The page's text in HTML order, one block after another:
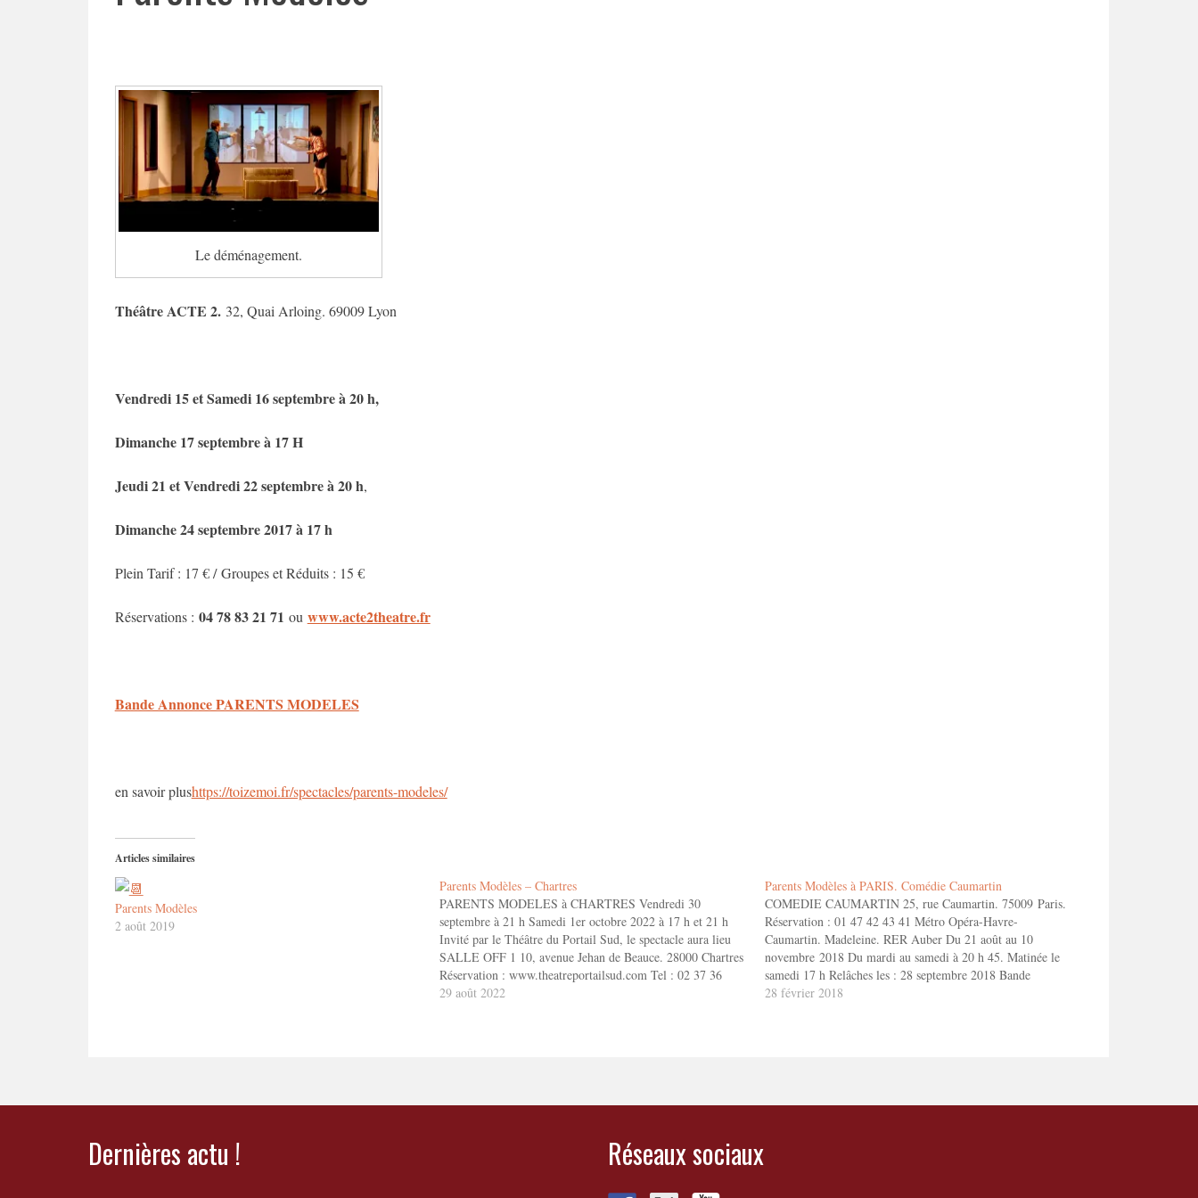
Le déménagement.
Théâtre ACTE 2. 32, Quai Arloing. 69009 Lyon
Vendredi 15 et Samedi 16 septembre à 20 h,
Dimanche 17 septembre à 17 H
Jeudi 21 et Vendredi 22 septembre à 20 h,
Dimanche 24 septembre 2017 à 17 h
Plein Tarif : 17 € / Groupes et Réduits : 15 €
Réservations : 04 78 83 21 71 ou www.acte2theatre.fr
Bande Annonce PARENTS MODELES
en savoir plushttps://toizemoi.fr/spectacles/parents-modeles/
Articles similaires
Parents Modèles
2 août 2019
Parents Modèles – Chartres
PARENTS MODELES à CHARTRES Vendredi 30
septembre à 21 h Samedi 1er octobre 2022 à 17 h et 21 h
Invité par le Théâtre du Portail Sud, le spectacle aura lieu
SALLE OFF 1 10, avenue Jehan de Beauce. 28000 Chartres
Réservation : www.theatreportailsud.com Tel : 02 37 36
33…
29 août 2022
Parents Modèles à PARIS. Comédie Caumartin
COMEDIE CAUMARTIN 25, rue Caumartin. 75009 Paris.
Réservation : 01 47 42 43 41 Métro Opéra-Havre-
Caumartin. Madeleine. RER Auber Du 21 août au 10
novembre 2018 Du mardi au samedi à 20 h 45. Matinée le
samedi 17 h Relâches les : 28 septembre 2018 Bande
annonce ToizéMoi dans PARENTS MODELES. 1'30"…
28 février 2018
Dernières actu ! Réseaux sociaux